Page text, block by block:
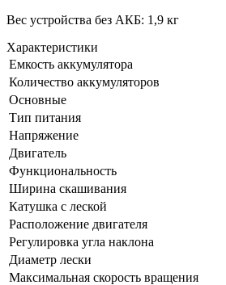
Вес устройства без АКБ: 1,9 кг
Характеристики
Емкость аккумулятора
Количество аккумуляторов
Основные
Тип питания
Напряжение
Двигатель
Функциональность
Ширина скашивания
Катушка с леской
Расположение двигателя
Регулировка угла наклона
Диаметр лески
Максимальная скорость вращения